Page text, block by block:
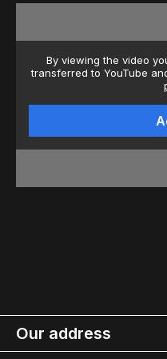
By viewing the video
transferred to YouTube
Our address